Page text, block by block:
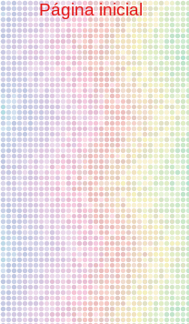
Página inicial